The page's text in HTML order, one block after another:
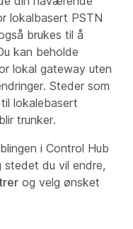
lokalbasert PSTN
brukes til å
kan beholde
lokal gateway uten
Steder som
lokalebasert
trunker.
i Control Hub
stedet du vil endre,
og velg ønsket